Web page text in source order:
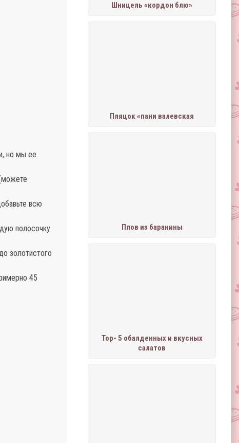
Шницель «кордон блю»
Пляцок «пани валевская
Плов из баранины
Тор- 5 обалденных и вкусных
салатов
но мы еe
всю
полосочку
золотистого
45